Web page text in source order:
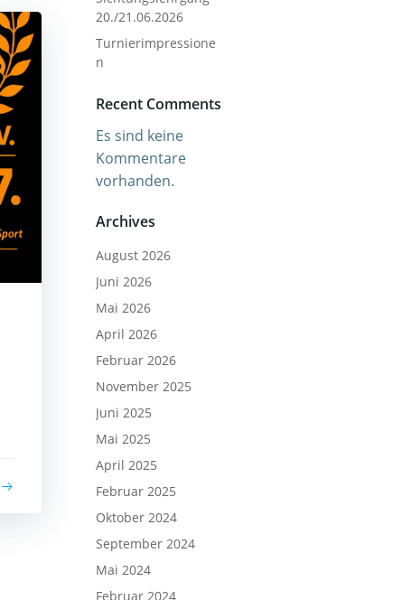
20./21.06.2026
Turnierimpressione
n
Recent Comments
Es sind keine
Kommentare
vorhanden.
Archives
August 2026
Juni 2026
Mai 2026
April 2026
Februar 2026
November 2025
Juni 2025
Mai 2025
April 2025
Februar 2025
Oktober 2024
September 2024
Mai 2024
Februar 2024